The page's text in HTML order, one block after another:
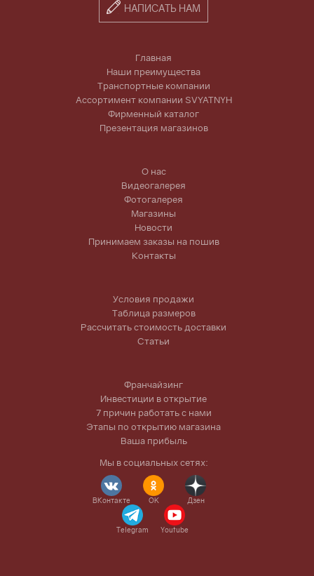
НАПИСАТЬ НАМ
Главная
Наши преимущества
Транспортные компании
Ассортимент компании SVYATNYH
Фирменный каталог
Презентация магазинов
О нас
Видеогалерея
Фотогалерея
Магазины
Новости
Принимаем заказы на пошив
Контакты
Условия продажи
Таблица размеров
Рассчитать стоимость доставки
Статьи
Франчайзинг
Инвестиции в открытие
7 причин работать с нами
Этапы по открытию магазина
Ваша прибыль
Мы в социальных сетях:
ВКонтакте OK Дзен
Telegram Youtube